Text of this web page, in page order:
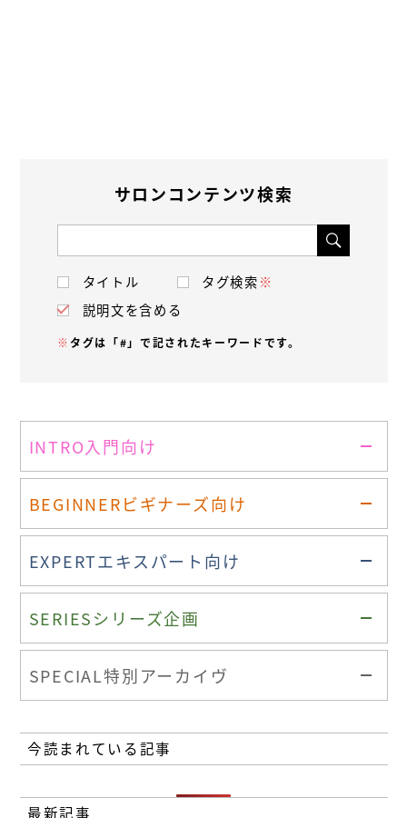
サロンコンテンツ検索
タイトル タグ検索※
説明文を含める
※ タグは「#」で記されたキーワードです。
INTRO入門向け
BEGINNERビギナーズ向け
EXPERTエキスパート向け
SERIESシリーズ企画
SPECIAL特別アーカイヴ
今読まれている記事
最新記事